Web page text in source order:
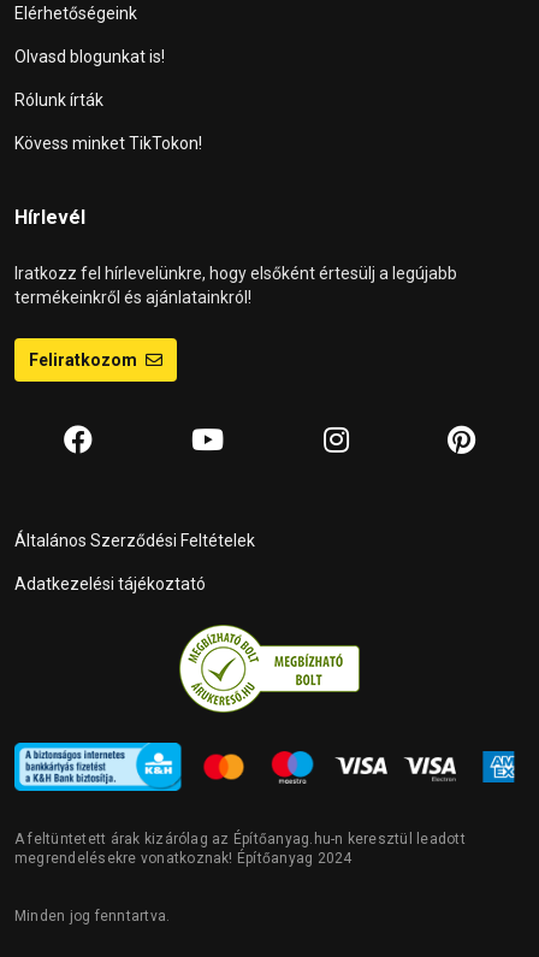
Elérhetőségeink
Olvasd blogunkat is!
Rólunk írták
Kövess minket TikTokon!
Hírlevél
Iratkozz fel hírlevelünkre, hogy elsőként értesülj a legújabb
termékeinkről és ajánlatainkról!
Feliratkozom
Általános Szerződési Feltételek
Adatkezelési tájékoztató
A feltüntetett árak kizárólag az Építőanyag.hu-n keresztül leadott
megrendelésekre vonatkoznak! Építőanyag 2024
Minden jog fenntartva.